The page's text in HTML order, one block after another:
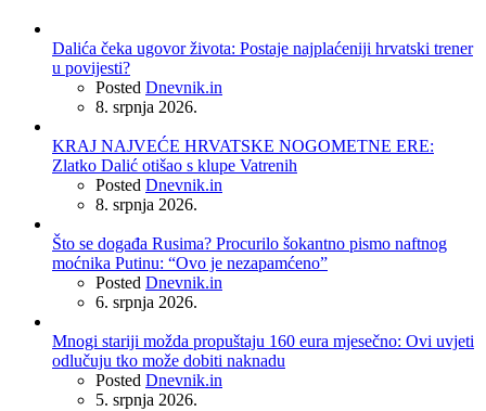
Dalića čeka ugovor života: Postaje najplaćeniji hrvatski trener
u povijesti?
Posted Dnevnik.in
8. srpnja 2026.
KRAJ NAJVEĆE HRVATSKE NOGOMETNE ERE:
Zlatko Dalić otišao s klupe Vatrenih
Posted Dnevnik.in
8. srpnja 2026.
Što se događa Rusima? Procurilo šokantno pismo naftnog
moćnika Putinu: “Ovo je nezapamćeno”
Posted Dnevnik.in
6. srpnja 2026.
Mnogi stariji možda propuštaju 160 eura mjesečno: Ovi uvjeti
odlučuju tko može dobiti naknadu
Posted Dnevnik.in
5. srpnja 2026.